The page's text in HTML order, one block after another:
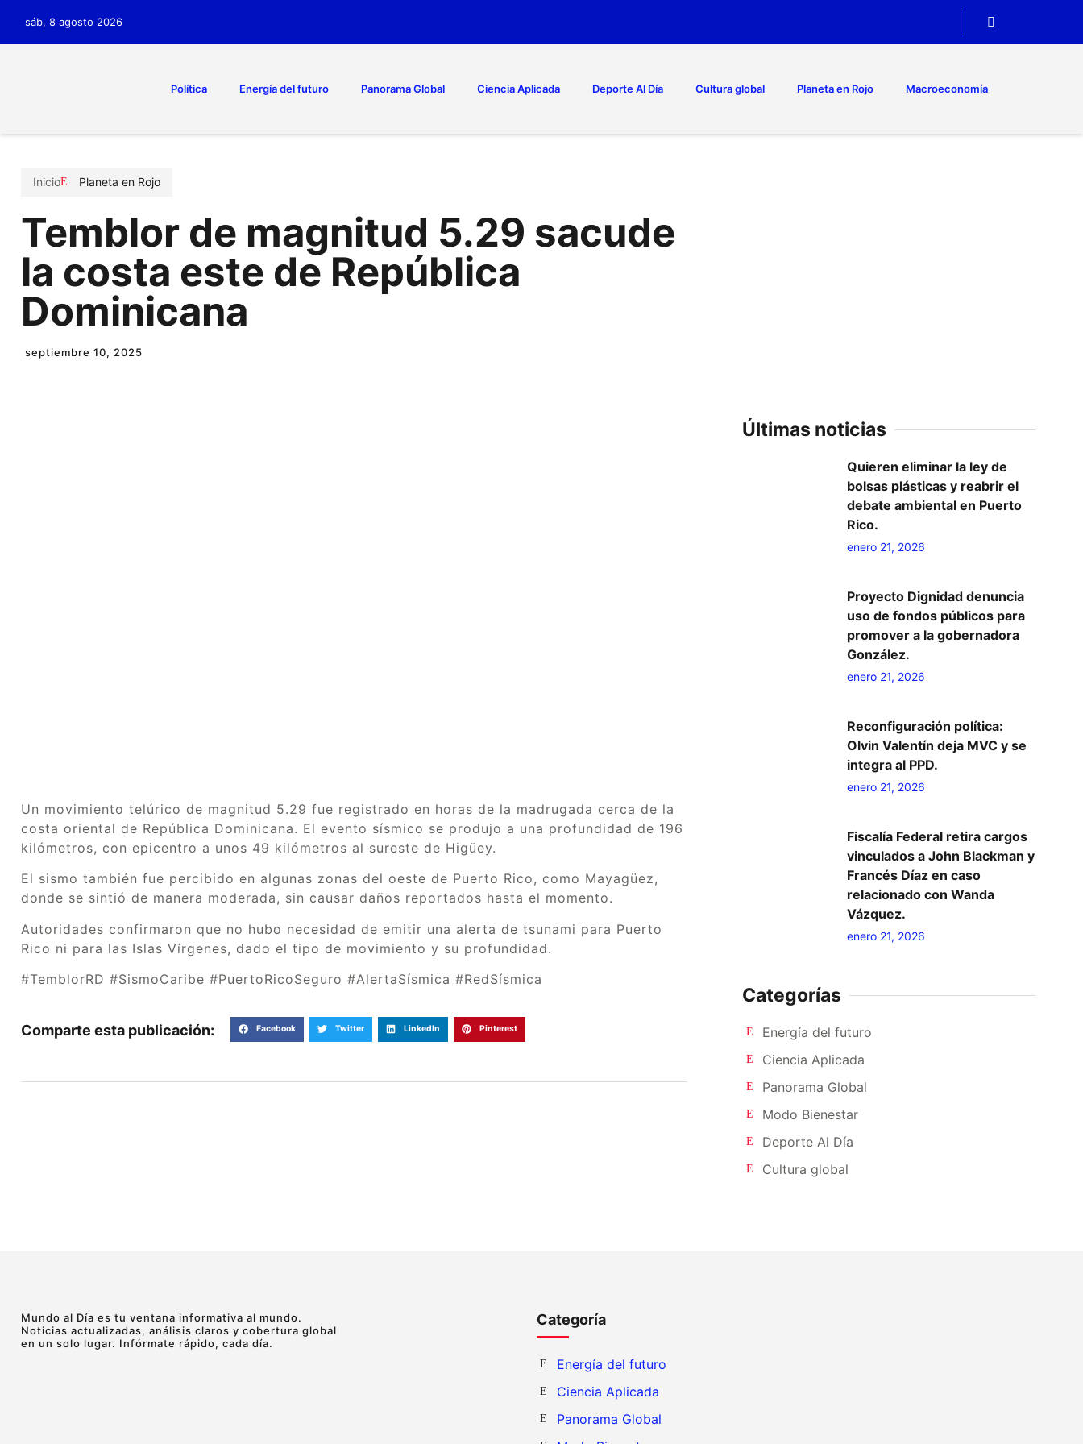
sáb, 8 agosto 2026
Política Energía del futuro Panorama Global Ciencia Aplicada Deporte Al Día Cultura global Planeta en Rojo Macroeconomía
Inicio Planeta en Rojo
Temblor de magnitud 5.29 sacude
la costa este de República
Dominicana
septiembre 10, 2025
Un movimiento telúrico de magnitud 5.29 fue registrado en horas de la madrugada cerca de la
costa oriental de República Dominicana. El evento sísmico se produjo a una profundidad de 196
kilómetros, con epicentro a unos 49 kilómetros al sureste de Higüey.
El sismo también fue percibido en algunas zonas del oeste de Puerto Rico, como Mayagüez,
donde se sintió de manera moderada, sin causar daños reportados hasta el momento.
Autoridades confirmaron que no hubo necesidad de emitir una alerta de tsunami para Puerto
Rico ni para las Islas Vírgenes, dado el tipo de movimiento y su profundidad.
#TemblorRD #SismoCaribe #PuertoRicoSeguro #AlertaSísmica #RedSísmica
Comparte esta publicación: Facebook Twitter LinkedIn Pinterest
Últimas noticias
Quieren eliminar la ley de
bolsas plásticas y reabrir el
debate ambiental en Puerto
Rico.
enero 21, 2026
Proyecto Dignidad denuncia
uso de fondos públicos para
promover a la gobernadora
González.
enero 21, 2026
Reconfiguración política:
Olvin Valentín deja MVC y se
integra al PPD.
enero 21, 2026
Fiscalía Federal retira cargos
vinculados a John Blackman y
Francés Díaz en caso
relacionado con Wanda
Vázquez.
enero 21, 2026
Categorías
Energía del futuro
Ciencia Aplicada
Panorama Global
Modo Bienestar
Deporte Al Día
Cultura global
Mundo al Día es tu ventana informativa al mundo.
Noticias actualizadas, análisis claros y cobertura global
en un solo lugar. Infórmate rápido, cada día.
Categoría
Energía del futuro
Ciencia Aplicada
Panorama Global